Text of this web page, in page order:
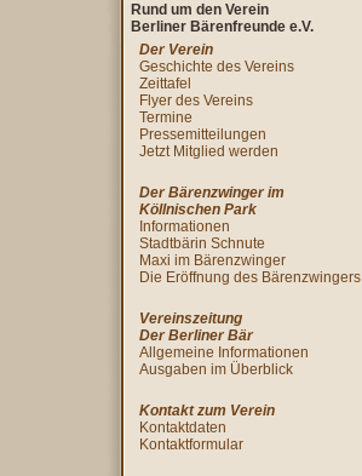
Rund um den Verein
Berliner Bärenfreunde e.V.
Der Verein
Geschichte des Vereins
Zeittafel
Flyer des Vereins
Termine
Pressemitteilungen
Jetzt Mitglied werden
Der Bärenzwinger im
Köllnischen Park
Informationen
Stadtbärin Schnute
Maxi im Bärenzwinger
Die Eröffnung des Bärenzwingers
Vereinszeitung
Der Berliner Bär
Allgemeine Informationen
Ausgaben im Überblick
Kontakt zum Verein
Kontaktdaten
Kontaktformular